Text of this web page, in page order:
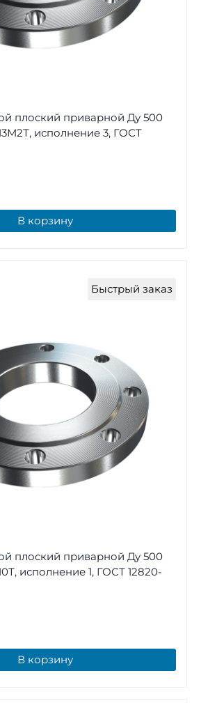
плоский приварной Ду 500
исполнение 3, ГОСТ
В корзину
Быстрый заказ
плоский приварной Ду 500
исполнение 1, ГОСТ 12820-
В корзину